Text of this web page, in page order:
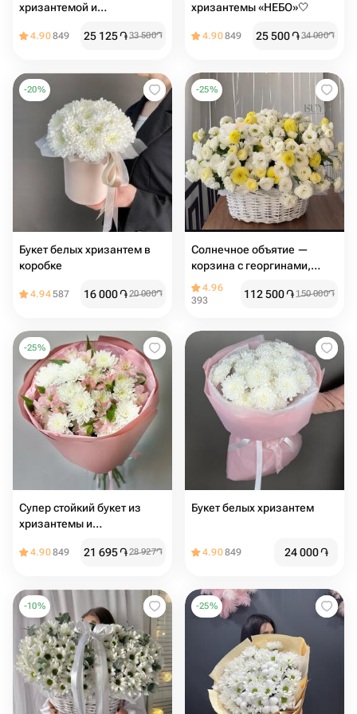
хризантемой и
4.90849 25 125֏33 500֏
хризантемы «НЕБО»🤍
4.90849 25 500֏34 000֏
-20%
Букет белых хризантем в
коробке
4.94587 16 000֏20 000֏
-25%
Солнечное объятие —
корзина с георгинами,
розами и эустомой
4.96
393
112 500֏ 150 000֏
-25%
Супер стойкий букет из
хризантемы и
4.90849 21 695֏28 927֏
Букет белых хризантем
4.90849 24 000֏
-10% -25%